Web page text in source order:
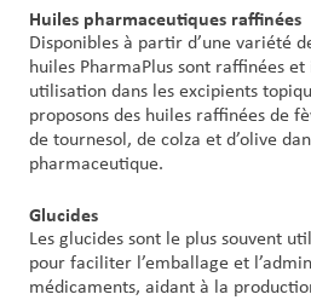
Huiles pharmaceutiques raffinées
Disponibles à partir d’une variété
huiles PharmaPlus sont raffinées
utilisation dans les excipients
proposons des huiles raffinées de
de tournesol, de colza et d’olive
pharmaceutique.
Glucides
Les glucides sont le plus souvent
pour faciliter l’emballage et
médicaments, aidant à la